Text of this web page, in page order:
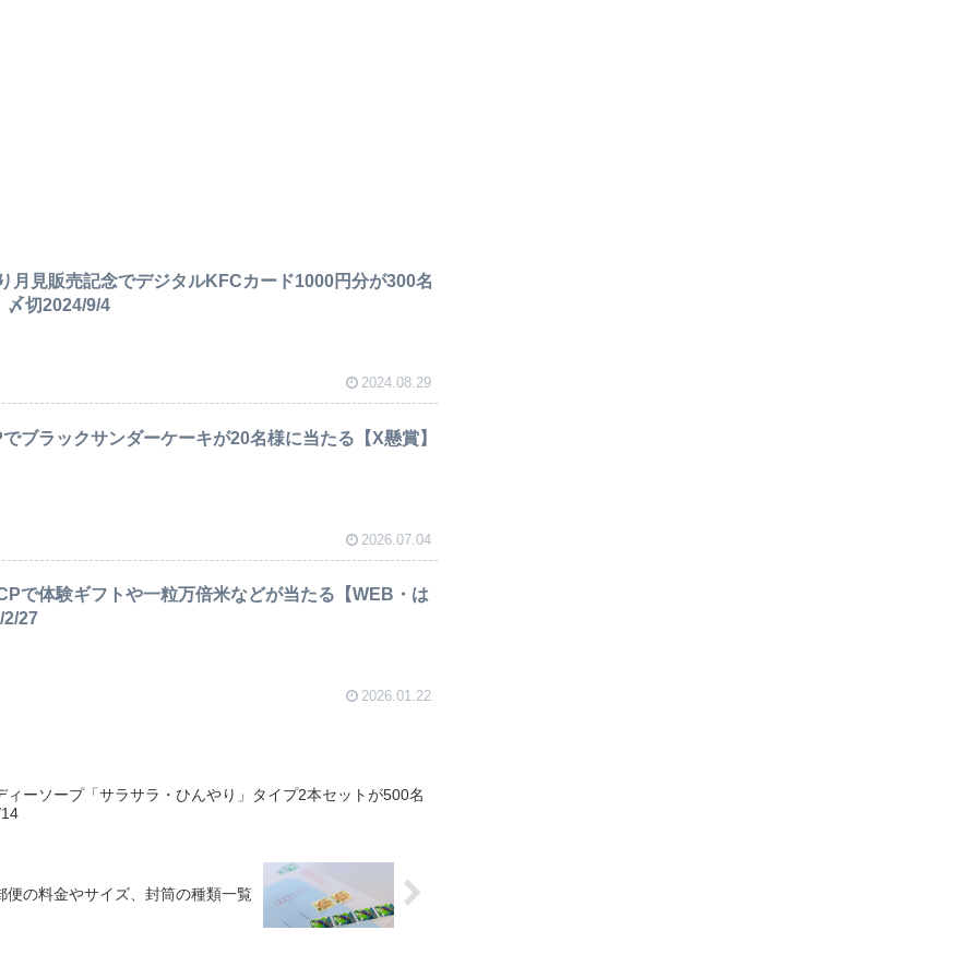
月見販売記念でデジタルKFCカード1000円分が300名
〆切2024/9/4
2024.08.29
ブラックサンダーケーキが20名様に当たる【X懸賞】
2026.07.04
で体験ギフトや一粒万倍米などが当たる【WEB・は
2/27
2026.01.22
ーソープ「サラサラ・ひんやり」タイプ2本セットが500名
便の料金やサイズ、封筒の種類一覧